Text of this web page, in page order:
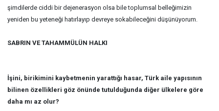
şimdilerde ciddi bir dejenerasyon olsa bile toplumsal belleğimizin
yeniden bu yeteneği hatırlayıp devreye sokabileceğini düşünüyorum.
SABRIN VE TAHAMMÜLÜN HALKI
İşini, birikimini kaybetmenin yarattığı hasar, Türk aile yapısının
bilinen özellikleri göz önünde tutulduğunda diğer ülkelere göre
daha mı az olur?